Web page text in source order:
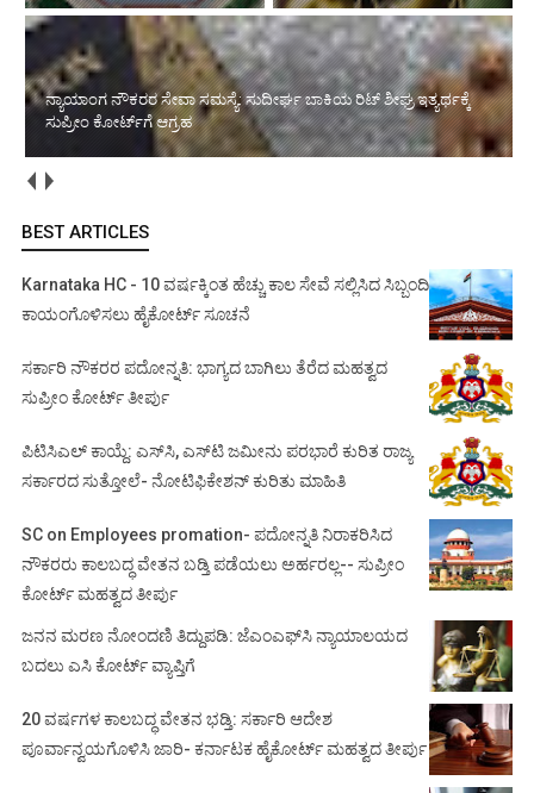
ನ್ಯಾಯಾಂಗ ನೌಕರರ ಸೇವಾ ಸಮಸ್ಯೆ: ಸುದೀರ್ಘ ಬಾಕಿಯ ರಿಟ್ ಶೀಘ್ರ ಇತ್ಯರ್ಥಕ್ಕೆ
ಸುಪ್ರೀಂ ಕೋರ್ಟ್‌ಗೆ ಆಗ್ರಹ
BEST ARTICLES
Karnataka HC - 10 ವರ್ಷಕ್ಕಿಂತ ಹೆಚ್ಚು ಕಾಲ ಸೇವೆ ಸಲ್ಲಿಸಿದ ಸಿಬ್ಬಂದಿ
ಕಾಯಂಗೊಳಿಸಲು ಹೈಕೋರ್ಟ್ ಸೂಚನೆ
ಸರ್ಕಾರಿ ನೌಕರರ ಪದೋನ್ನತಿ: ಭಾಗ್ಯದ ಬಾಗಿಲು ತೆರೆದ ಮಹತ್ವದ
ಸುಪ್ರೀಂ ಕೋರ್ಟ್ ತೀರ್ಪು
ಪಿಟಿಸಿಎಲ್ ಕಾಯ್ದೆ: ಎಸ್‌ಸಿ, ಎಸ್‌ಟಿ ಜಮೀನು ಪರಭಾರೆ ಕುರಿತ ರಾಜ್ಯ
ಸರ್ಕಾರದ ಸುತ್ತೋಲೆ- ನೋಟಿಫಿಕೇಶನ್‌ ಕುರಿತು ಮಾಹಿತಿ
SC on Employees promation- ಪದೋನ್ನತಿ ನಿರಾಕರಿಸಿದ
ನೌಕರರು ಕಾಲಬದ್ಧ ವೇತನ ಬಡ್ತಿ ಪಡೆಯಲು ಅರ್ಹರಲ್ಲ-- ಸುಪ್ರೀಂ
ಕೋರ್ಟ್ ಮಹತ್ವದ ತೀರ್ಪು
ಜನನ ಮರಣ ನೋಂದಣಿ ತಿದ್ದುಪಡಿ: ಜೆಎಂಎಫ್‌ಸಿ ನ್ಯಾಯಾಲಯದ
ಬದಲು ಎಸಿ ಕೋರ್ಟ್‌ ವ್ಯಾಪ್ತಿಗೆ
20 ವರ್ಷಗಳ ಕಾಲಬದ್ಧ ವೇತನ ಭಡ್ತಿ: ಸರ್ಕಾರಿ ಆದೇಶ
ಪೂರ್ವಾನ್ವಯಗೊಳಿಸಿ ಜಾರಿ- ಕರ್ನಾಟಕ ಹೈಕೋರ್ಟ್ ಮಹತ್ವದ ತೀರ್ಪು